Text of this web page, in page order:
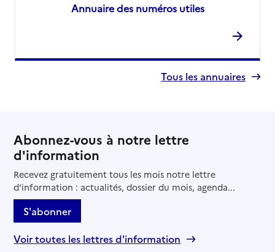
Annuaire des numéros utiles
Tous les annuaires
Abonnez-vous à notre lettre
d'information
Recevez gratuitement tous les mois notre lettre
d'information : actualités, dossier du mois, agenda...
S'abonner
Voir toutes les lettres d'information